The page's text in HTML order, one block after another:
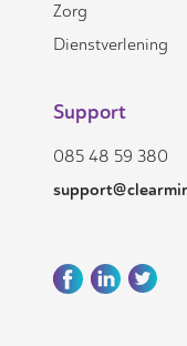
Zorg
Dienstverlening
Support
085 48 59 380